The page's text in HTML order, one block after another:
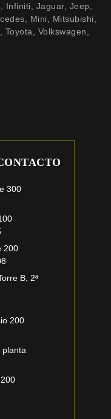
Infiniti, Jaguar, Jeep,
Mini, Mitsubishi,
Volkswagen,
300
200
B, 2ª
200
planta